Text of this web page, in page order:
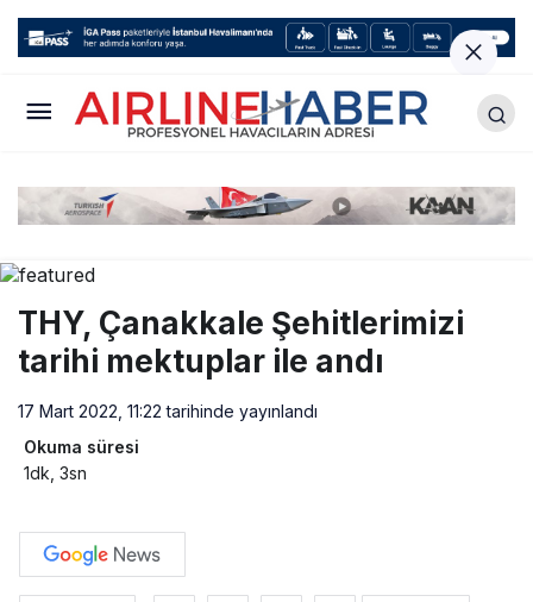
THY, Çanakkale Şehitlerimizi
tarihi mektuplar ile andı
17 Mart 2022, 11:22 tarihinde yayınlandı
Okuma süresi
1dk, 3sn